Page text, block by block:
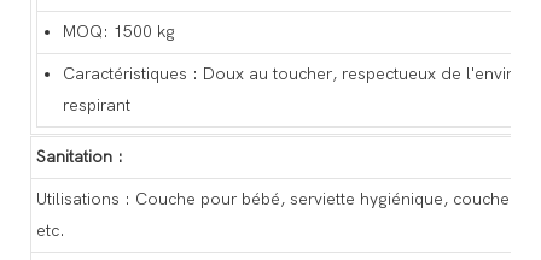
MOQ: 1500 kg
Caractéristiques : Doux au toucher, respectueux de
respirant
Sanitation :
Utilisations : Couche pour bébé, serviette hygiénique, couche
etc.